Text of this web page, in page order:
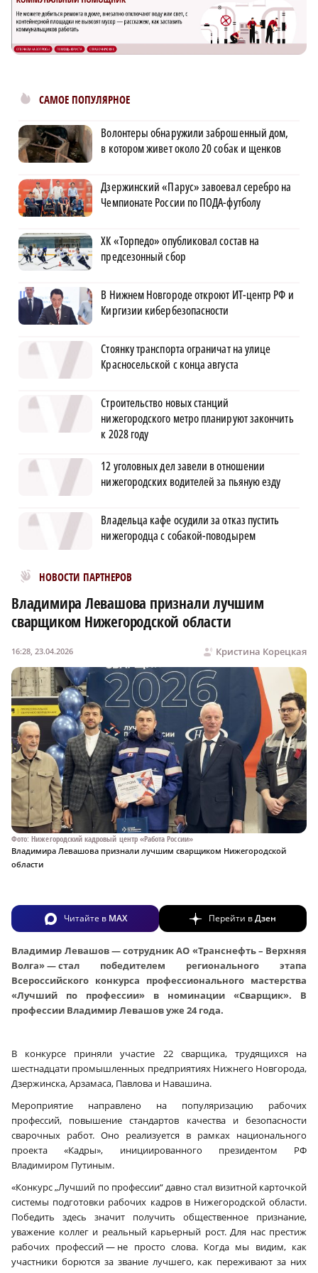
САМОЕ ПОПУЛЯРНОЕ
Волонтеры обнаружили заброшенный дом,
в котором живет около 20 собак и щенков
Дзержинский «Парус» завоевал серебро на
Чемпионате России по ПОДА-футболу
ХК «Торпедо» опубликовал состав на
предсезонный сбор
В Нижнем Новгороде откроют ИТ-центр РФ и
Киргизии кибербезопасности
Стоянку транспорта ограничат на улице
Красносельской с конца августа
Строительство новых станций
нижегородского метро планируют закончить
к 2028 году
12 уголовных дел завели в отношении
нижегородских водителей за пьяную езду
Владельца кафе осудили за отказ пустить
нижегородца с собакой-поводырем
НОВОСТИ ПАРТНЕРОВ
Новости МирТесен
Владимира Левашова признали лучшим
сварщиком Нижегородской области
Кристина Корецкая
16:28, 23.04.2026
Фото: Нижегородский кадровый центр «Работа России»
Владимира Левашова признали лучшим сварщиком Нижегородской
области
Читайте в MAX Перейти вДзен
Владимир Левашов — сотрудник АО «Транснефть – Верхняя
Волга» — стал победителем регионального этапа
Всероссийского конкурса профессионального мастерства
«Лучший по профессии» в номинации «Сварщик». В
профессии Владимир Левашов уже 24 года.
В конкурсе приняли участие 22 сварщика, трудящихся на
шестнадцати промышленных предприятиях Нижнего Новгорода,
Дзержинска, Арзамаса, Павлова и Навашина.
Мероприятие направлено на популяризацию рабочих
профессий, повышение стандартов качества и безопасности
сварочных работ. Оно реализуется в рамках национального
проекта «Кадры», инициированного президентом РФ
Владимиром Путиным.
«Конкурс „Лучший по профессии“ давно стал визитной карточкой
системы подготовки рабочих кадров в Нижегородской области.
Победить здесь значит получить общественное признание,
уважение коллег и реальный карьерный рост. Для нас престиж
рабочих профессий — не просто слова. Когда мы видим, как
участники борются за звание лучшего, как переживают за них